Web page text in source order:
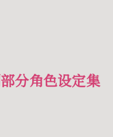
分角色设定集